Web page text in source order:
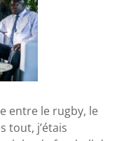
entre le rugby, le
tout, j’étais